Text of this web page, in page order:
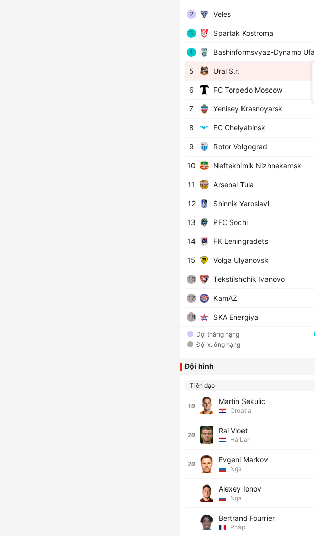
2 Veles
3 Spartak Kostroma
4 Bashinformsvyaz-Dynamo Ufa
5 Ural S.r.
6 FC Torpedo Moscow
7 Yenisey Krasnoyarsk
8 FC Chelyabinsk
9 Rotor Volgograd
10 Neftekhimik Nizhnekamsk
11 Arsenal Tula
12 Shinnik Yaroslavl
13 PFC Sochi
14 FK Leningradets
15 Volga Ulyanovsk
16 Tekstilshchik Ivanovo
17 KamAZ
18 SKA Energiya
Đội thăng hạng
Đội xuống hạng
Đội hình
Tiền đạo
10 Martin Sekulic
Croatia
20 Rai Vloet
Hà Lan
20 Evgeni Markov
Nga
Alexey Ionov
Nga
Bertrand Fourrier
Pháp